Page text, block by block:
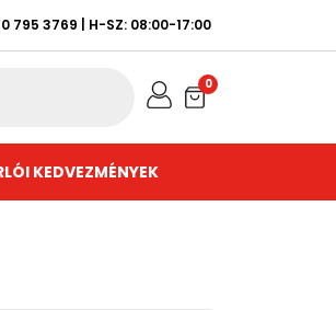
795 3769 | H-SZ: 08:00-17:00
0
KEDVEZMÉNYEK